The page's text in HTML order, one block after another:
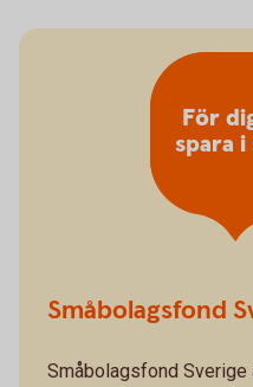
Småbolagsfond
Småbolagsfond Sverige
För
spara i